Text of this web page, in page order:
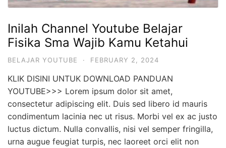
Inilah Channel Youtube Belajar
Fisika Sma Wajib Kamu Ketahui
BELAJAR YOUTUBE · FEBRUARY 2, 2024
KLIK DISINI UNTUK DOWNLOAD PANDUAN
YOUTUBE>>> Lorem ipsum dolor sit amet,
consectetur adipiscing elit. Duis sed libero id mauris
condimentum lacinia nec ut risus. Morbi vel ex ac justo
luctus dictum. Nulla convallis, nisi vel semper fringilla,
urna augue feugiat turpis, nec laoreet orci elit non